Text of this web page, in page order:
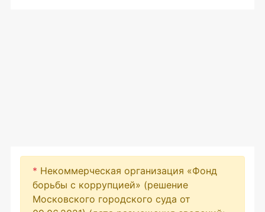
* Некоммерческая организация «Фонд
борьбы с коррупцией» (решение
Московского городского суда от